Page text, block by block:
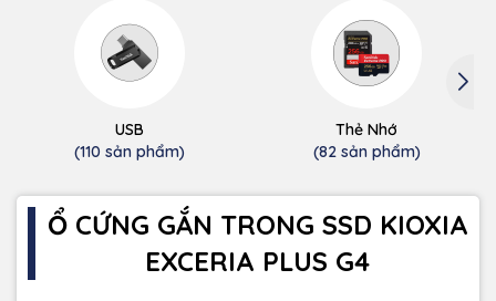
USB
(110 sản phẩm)
Thẻ Nhớ
(82 sản phẩm)
Ổ CỨNG GẮN TRONG SSD KIOXIA
EXCERIA PLUS G4